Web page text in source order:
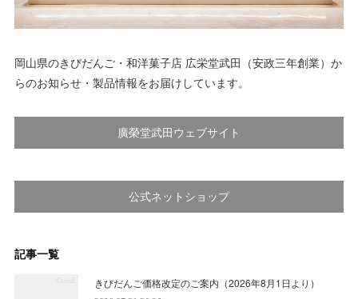
岡山県のきびだんご・和洋菓子店 広栄堂武田（安政三年創業）か
らのお知らせ・製品情報をお届けしています。
廣榮堂武田ウェブサイト
公式ネットショップ
記事一覧
きびだんご価格改定のご案内（2026年8月1日より）